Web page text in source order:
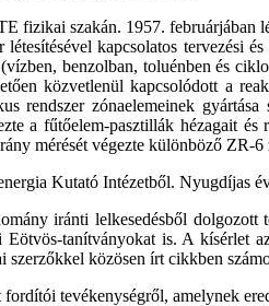
fizikai szakán. 1957.
kapcsolatos tervezési
benzolban, toluénben és
közvetlenül kapcsolódott a
rendszer zónaelemeinek
a fűtőelem-pasztillák hézagait
mérését végezte különböző
Kutató Intézetből. Nyugdíjas
iránti lelkesedésből
tanítványokat is. A kísérlet
szerzőkkel közösen írt cikkben
tevékenységről, amelynek